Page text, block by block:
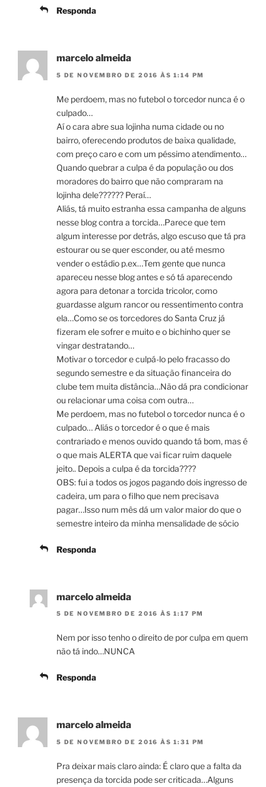
Responda
marcelo almeida
5 DE NOVEMBRO DE 2016 ÀS 1:14 PM
Me perdoem, mas no futebol o torcedor nunca é o
culpado…
Aí o cara abre sua lojinha numa cidade ou no
bairro, oferecendo produtos de baixa qualidade,
com preço caro e com um péssimo atendimento…
Quando quebrar a culpa é da população ou dos
moradores do bairro que não compraram na
lojinha dele?????? Peraí…
Aliás, tá muito estranha essa campanha de alguns
nesse blog contra a torcida…Parece que tem
algum interesse por detrás, algo escuso que tá pra
estourar ou se quer esconder, ou até mesmo
vender o estádio p.ex…Tem gente que nunca
apareceu nesse blog antes e só tá aparecendo
agora para detonar a torcida tricolor, como
guardasse algum rancor ou ressentimento contra
ela…Como se os torcedores do Santa Cruz já
fizeram ele sofrer e muito e o bichinho quer se
vingar destratando…
Motivar o torcedor e culpá-lo pelo fracasso do
segundo semestre e da situação financeira do
clube tem muita distância…Não dá pra condicionar
ou relacionar uma coisa com outra…
Me perdoem, mas no futebol o torcedor nunca é o
culpado… Aliás o torcedor é o que é mais
contrariado e menos ouvido quando tá bom, mas é
o que mais ALERTA que vai ficar ruim daquele
jeito.. Depois a culpa é da torcida????
OBS: fui a todos os jogos pagando dois ingresso de
cadeira, um para o filho que nem precisava
pagar…Isso num mês dá um valor maior do que o
semestre inteiro da minha mensalidade de sócio
Responda
marcelo almeida
5 DE NOVEMBRO DE 2016 ÀS 1:17 PM
Nem por isso tenho o direito de por culpa em quem
não tá indo…NUNCA
Responda
marcelo almeida
5 DE NOVEMBRO DE 2016 ÀS 1:31 PM
Pra deixar mais claro ainda: É claro que a falta da
presença da torcida pode ser criticada…Alguns